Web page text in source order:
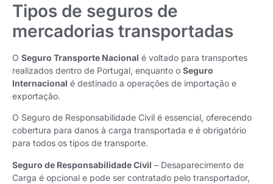
Tipos de seguros de
mercadorias transportadas
O Seguro Transporte Nacional é voltado para transportes
realizados dentro de Portugal, enquanto o Seguro
Internacional é destinado a operações de importação e
exportação.
O Seguro de Responsabilidade Civil é essencial, oferecendo
cobertura para danos à carga transportada e é obrigatório
para todos os tipos de transporte.
Seguro de Responsabilidade Civil – Desaparecimento de
Carga é opcional e pode ser contratado pelo transportador,